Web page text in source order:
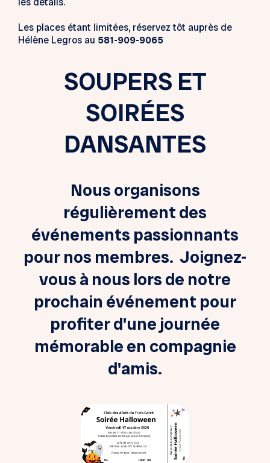
Les places étant limitées, réservez tôt auprès de
Hélène Legros au 581-909-9065
SOUPERS ET
SOIRÉES
DANSANTES
Nous organisons
régulièrement des
événements passionnants
pour nos membres. Joignez-
vous à nous lors de notre
prochain événement pour
profiter d'une journée
mémorable en compagnie
d'amis.